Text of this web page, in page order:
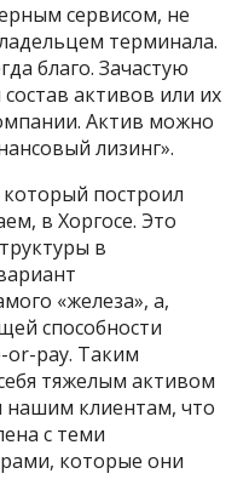
сервисом, не
терминала.
благо. Зачастую
активов или их
Актив можно
лизинг».
построил
в Хоргосе. Это
в
«железа», а,
способности
or-pay. Таким
тяжелым активом
нашим клиентам, что
с теми
которые они